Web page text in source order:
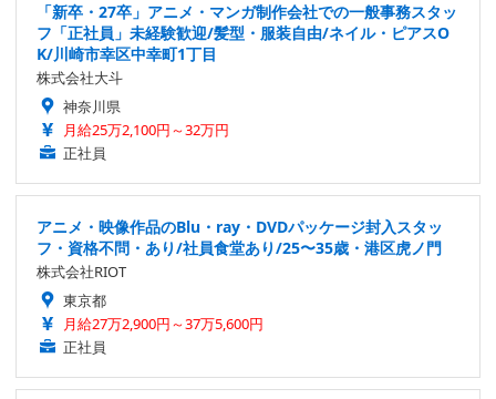
「新卒・27卒」アニメ・マンガ制作会社での一般事務スタッ
フ「正社員」未経験歓迎/髪型・服装自由/ネイル・ピアスO
K/川崎市幸区中幸町1丁目
株式会社大斗
神奈川県
月給25万2,100円～32万円
正社員
アニメ・映像作品のBlu・ray・DVDパッケージ封入スタッ
フ・資格不問・あり/社員食堂あり/25〜35歳・港区虎ノ門
株式会社RIOT
東京都
月給27万2,900円～37万5,600円
正社員